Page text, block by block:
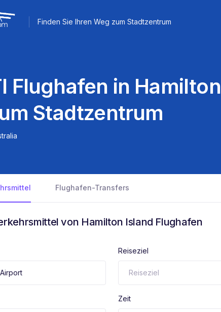
Finden Sie Ihren Weg zum Stadtzentrum
Flughafen in Hamilton
Stadtzentrum
Flughafen-Transfers
von Hamilton Island Flughafen
Reiseziel
Zeit